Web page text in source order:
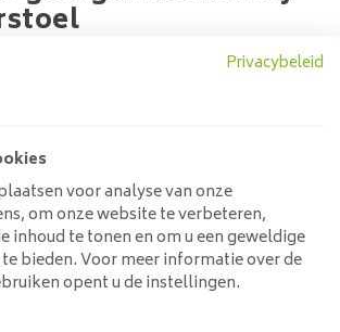
gevonden!...
Privacybeleid
voor analyse van onze
om onze website te verbeteren,
inhoud te tonen en om u een geweldige
bieden. Voor meer informatie over de
opent u de instellingen.